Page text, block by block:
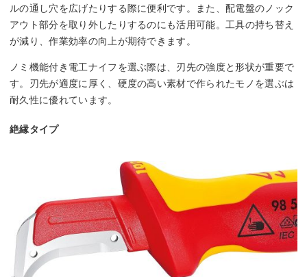
ルの通し穴を広げたりする際に便利です。また、配電盤のノック
アウト部分を取り外したりするのにも活用可能。工具の持ち替え
が減り、作業効率の向上が期待できます。
ノミ機能付き電工ナイフを選ぶ際は、刃先の強度と形状が重要で
す。刃先が適度に厚く、硬度の高い素材で作られたモノを選ぶは
耐久性に優れています。
絶縁タイプ